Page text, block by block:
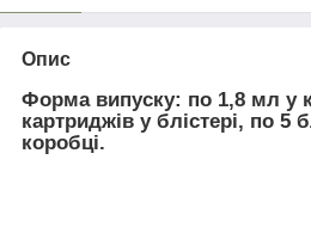
Опис
Форма випуску: по 1,8 мл у
картриджів у блістері, по 5
коробці.